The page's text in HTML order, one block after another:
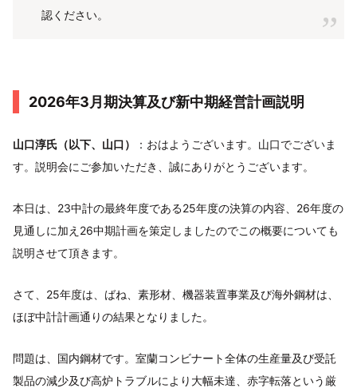
認ください。
2026年3月期決算及び新中期経営計画説明
山口淳氏（以下、山口）
：おはようございます。山口でございま
す。説明会にご参加いただき、誠にありがとうございます。
本日は、23中計の最終年度である25年度の決算の内容、26年度の
見通しに加え26中期計画を策定しましたのでこの概要についても
説明させて頂きます。
さて、25年度は、ばね、素形材、機器装置事業及び海外鋼材は、
ほぼ中計計画通りの結果となりました。
問題は、国内鋼材です。室蘭コンビナート全体の生産量及び受託
製品の減少及び高炉トラブルにより大幅未達、赤字転落という厳